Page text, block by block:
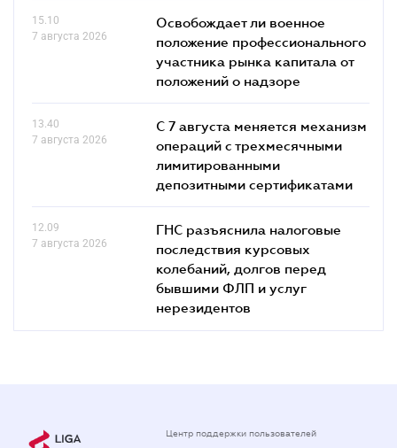
15.10
7 августа 2026
Освобождает ли военное
положение профессионального
участника рынка капитала от
положений о надзоре
13.40
7 августа 2026
С 7 августа меняется механизм
операций с трехмесячными
лимитированными
депозитными сертификатами
12.09
7 августа 2026
ГНС разъяснила налоговые
последствия курсовых
колебаний, долгов перед
бывшими ФЛП и услуг
нерезидентов
Центр поддержки пользователей